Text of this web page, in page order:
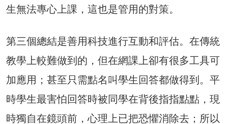
生無法專心上課，這也是管用的對策。
第三個總結是善用科技進行互動和評估。在傳統
教學上較難做到的，但在網課上卻有很多工具可
加應用；甚至只需點名叫學生回答都做得到。平
時學生最害怕回答時被同學在背後指指點點，現
時獨自在鏡頭前，心理上已把恐懼消除去；所以